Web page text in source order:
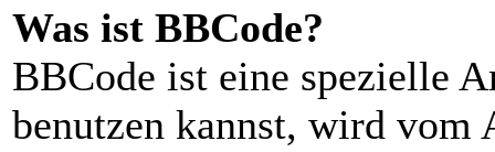
Was ist BBCode?
BBCode ist eine spezielle
benutzen kannst, wird